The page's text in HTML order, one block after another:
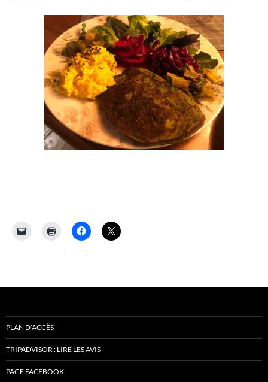
PLAN D’ACCÈS
TRIPADVISOR : LIRE LES AVIS
PAGE FACEBOOK